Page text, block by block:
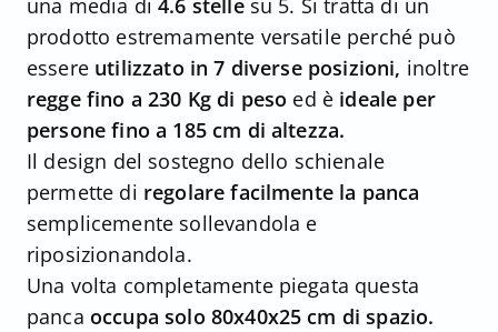
una media di4.6 stelle su 5. Si tratta di un
prodotto estremamente versatile perché può
essere utilizzato in 7 diverse posizioni, inoltre
regge fino a 230 Kg di peso ed è ideale per
persone fino a 185 cm di altezza.
Il design del sostegno dello schienale
permette di regolare facilmente la panca
semplicemente sollevandola e
riposizionandola.
Una volta completamente piegata questa
panca occupa solo 80x40x25 cm di spazio.